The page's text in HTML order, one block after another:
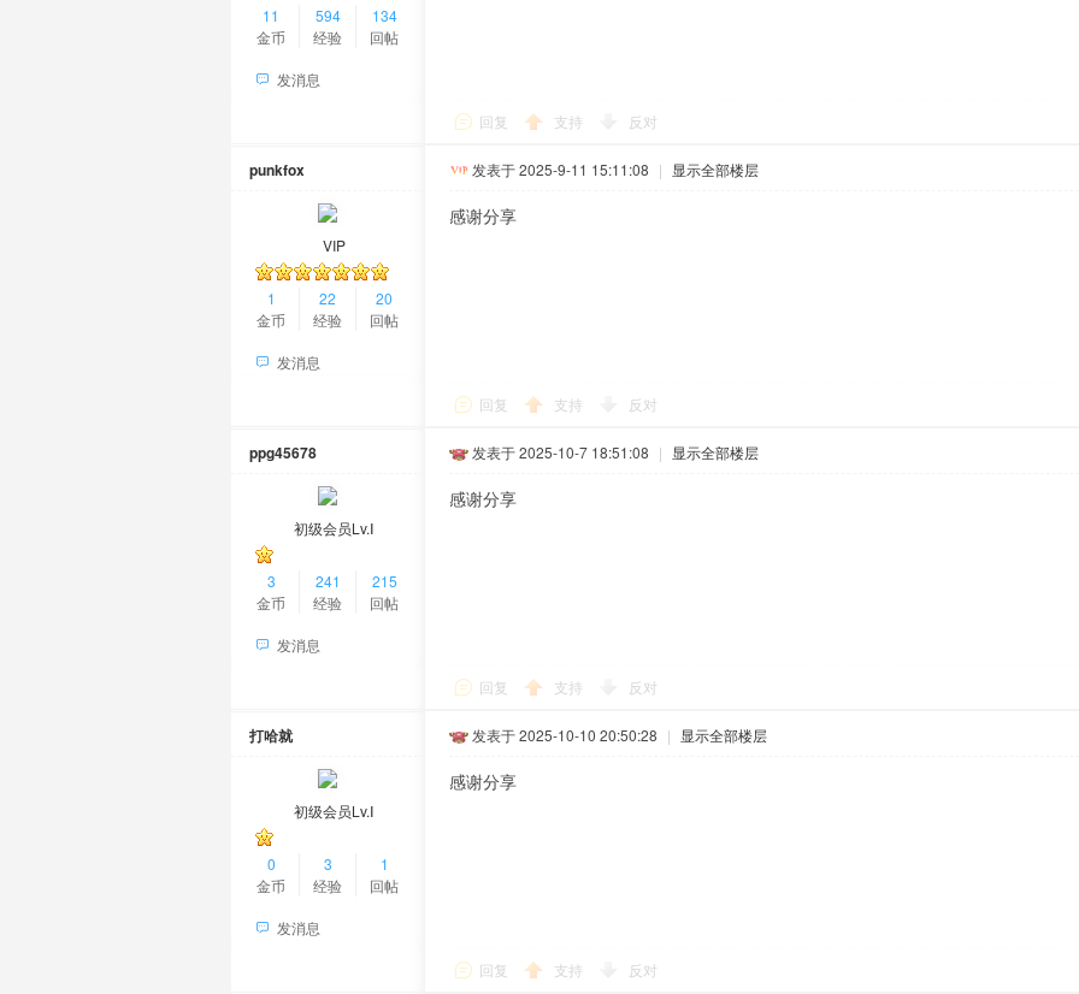
11
金币
594
经验
134
回帖
发消息
回复 支持 反对
punkfox
VIP
1
金币
22
经验
20
回帖
发消息
发表于 2025-9-11 15:11:08 | 显示全部楼层
感谢分享
回复 支持 反对
ppg45678
初级会员Lv.Ⅰ
3
金币
241
经验
215
回帖
发消息
发表于 2025-10-7 18:51:08 | 显示全部楼层
感谢分享
回复 支持 反对
打哈就
初级会员Lv.Ⅰ
0
金币
3
经验
1
回帖
发消息
发表于 2025-10-10 20:50:28 | 显示全部楼层
感谢分享
回复 支持 反对